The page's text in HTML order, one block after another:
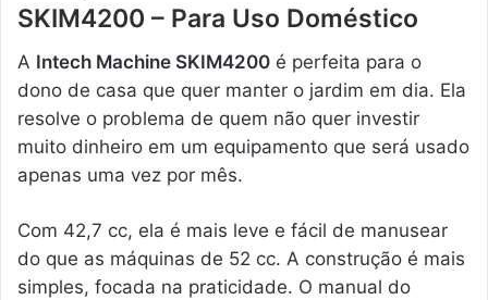
SKIM4200 – Para Uso Doméstico
A Intech Machine SKIM4200 é perfeita para o
dono de casa que quer manter o jardim em dia. Ela
resolve o problema de quem não quer investir
muito dinheiro em um equipamento que será usado
apenas uma vez por mês.
Com 42,7 cc, ela é mais leve e fácil de manusear
do que as máquinas de 52 cc. A construção é mais
simples, focada na praticidade. O manual do